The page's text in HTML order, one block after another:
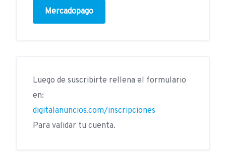
Mercadopago
Luego de suscribirte rellena el formulario
en:
digitalanuncios.com/inscripciones
Para validar tu cuenta.